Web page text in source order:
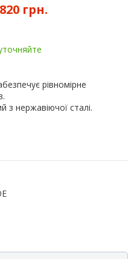
грн.
рівномірне
з нержавіючої сталі.